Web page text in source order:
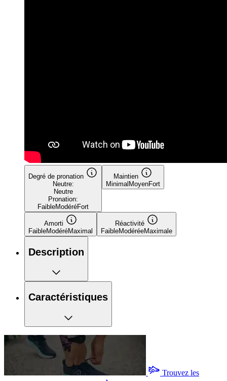
Degré de pronation
Neutre:
Neutre
Pronation:
FaibleModéréFort
Maintien
Minimal MoyenFort
Amorti
FaibleModéréMaximal
Réactivité
FaibleModéréeMaximale
Description
Caractéristiques
Trouvez les